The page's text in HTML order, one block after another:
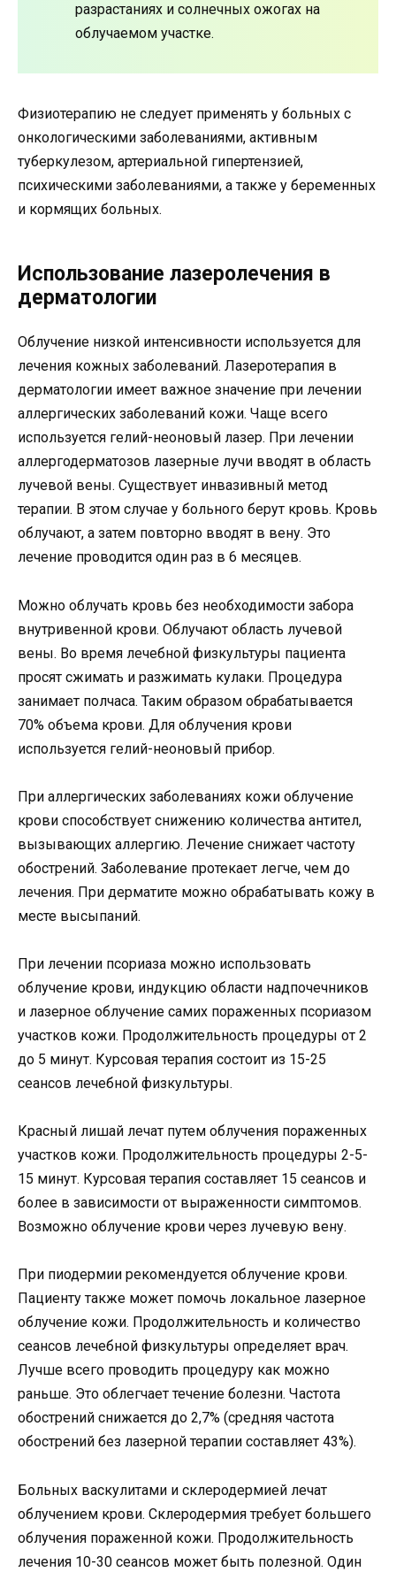
разрастаниях и солнечных ожогах на
облучаемом участке.
Физиотерапию не следует применять у больных с
онкологическими заболеваниями, активным
туберкулезом, артериальной гипертензией,
психическими заболеваниями, а также у беременных
и кормящих больных.
Использование лазеролечения в
дерматологии
Облучение низкой интенсивности используется для
лечения кожных заболеваний. Лазеротерапия в
дерматологии имеет важное значение при лечении
аллергических заболеваний кожи. Чаще всего
используется гелий-неоновый лазер. При лечении
аллергодерматозов лазерные лучи вводят в область
лучевой вены. Существует инвазивный метод
терапии. В этом случае у больного берут кровь. Кровь
облучают, а затем повторно вводят в вену. Это
лечение проводится один раз в 6 месяцев.
Можно облучать кровь без необходимости забора
внутривенной крови. Облучают область лучевой
вены. Во время лечебной физкультуры пациента
просят сжимать и разжимать кулаки. Процедура
занимает полчаса. Таким образом обрабатывается
70% объема крови. Для облучения крови
используется гелий-неоновый прибор.
При аллергических заболеваниях кожи облучение
крови способствует снижению количества антител,
вызывающих аллергию. Лечение снижает частоту
обострений. Заболевание протекает легче, чем до
лечения. При дерматите можно обрабатывать кожу в
месте высыпаний.
При лечении псориаза можно использовать
облучение крови, индукцию области надпочечников
и лазерное облучение самих пораженных псориазом
участков кожи. Продолжительность процедуры от 2
до 5 минут. Курсовая терапия состоит из 15-25
сеансов лечебной физкультуры.
Красный лишай лечат путем облучения пораженных
участков кожи. Продолжительность процедуры 2-5-
15 минут. Курсовая терапия составляет 15 сеансов и
более в зависимости от выраженности симптомов.
Возможно облучение крови через лучевую вену.
При пиодермии рекомендуется облучение крови.
Пациенту также может помочь локальное лазерное
облучение кожи. Продолжительность и количество
сеансов лечебной физкультуры определяет врач.
Лучше всего проводить процедуру как можно
раньше. Это облегчает течение болезни. Частота
обострений снижается до 2,7% (средняя частота
обострений без лазерной терапии составляет 43%).
Больных васкулитами и склеродермией лечат
облучением крови. Склеродермия требует большего
облучения пораженной кожи. Продолжительность
лечения 10-30 сеансов может быть полезной. Один